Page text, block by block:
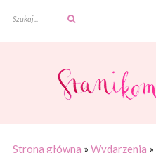
Strona główna » Wydarzenia »